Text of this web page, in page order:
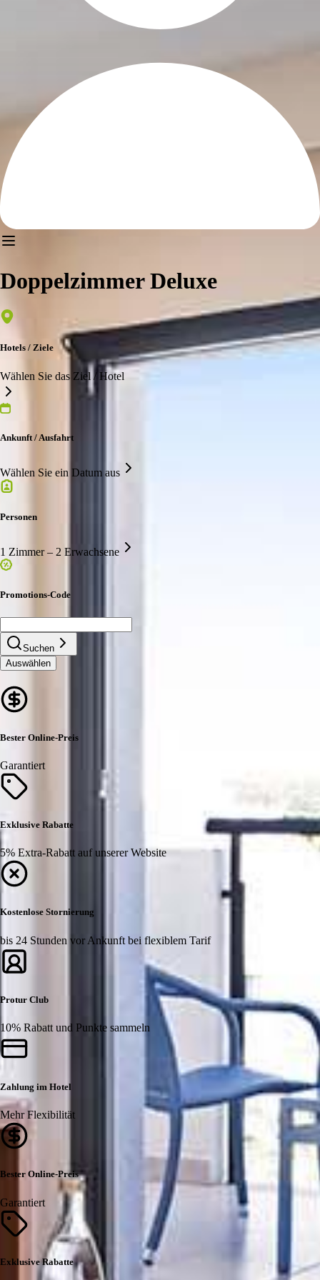
Doppelzimmer Deluxe
Hotels / Ziele
Wählen Sie das Ziel / Hotel
Ankunft / Ausfahrt
Wählen Sie ein Datum aus
Personen
1 Zimmer – 2 Erwachsene
Promotions-Code
Suchen
Auswählen
Bester Online-Preis
Garantiert
Exklusive Rabatte
5% Extra-Rabatt auf unserer Website
Kostenlose Stornierung
bis 24 Stunden vor Ankunft bei flexiblem Tarif
Protur Club
10% Rabatt und Punkte sammeln
Zahlung im Hotel
Mehr Flexibilität
Bester Online-Preis
Garantiert
Exklusive Rabatte